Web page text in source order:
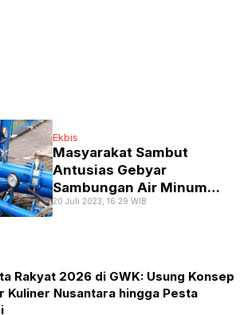
Ekbis
Masyarakat Sambut
Antusias Gebyar
Sambungan Air Minum
Murah Perumda TAB
20 Juli 2023, 16:29 WIB
Rakyat 2026 di GWK: Usung Konsep
Kuliner Nusantara hingga Pesta